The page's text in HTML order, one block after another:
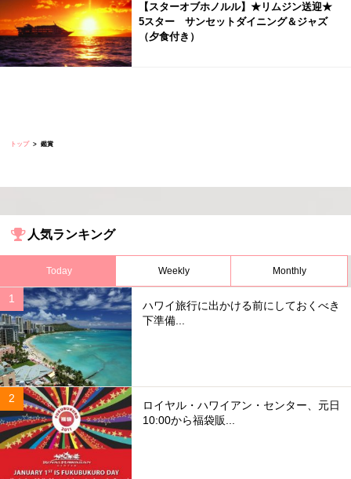
【スターオブホノルル】★リムジン送迎★
5スター サンセットダイニング＆ジャズ
（夕食付き）
トップ 鑑賞
人気ランキング
Today Weekly Monthly
ハワイ旅行に出かける前にしておくべき
下準備...
ロイヤル・ハワイアン・センター、元日
10:00から福袋販...